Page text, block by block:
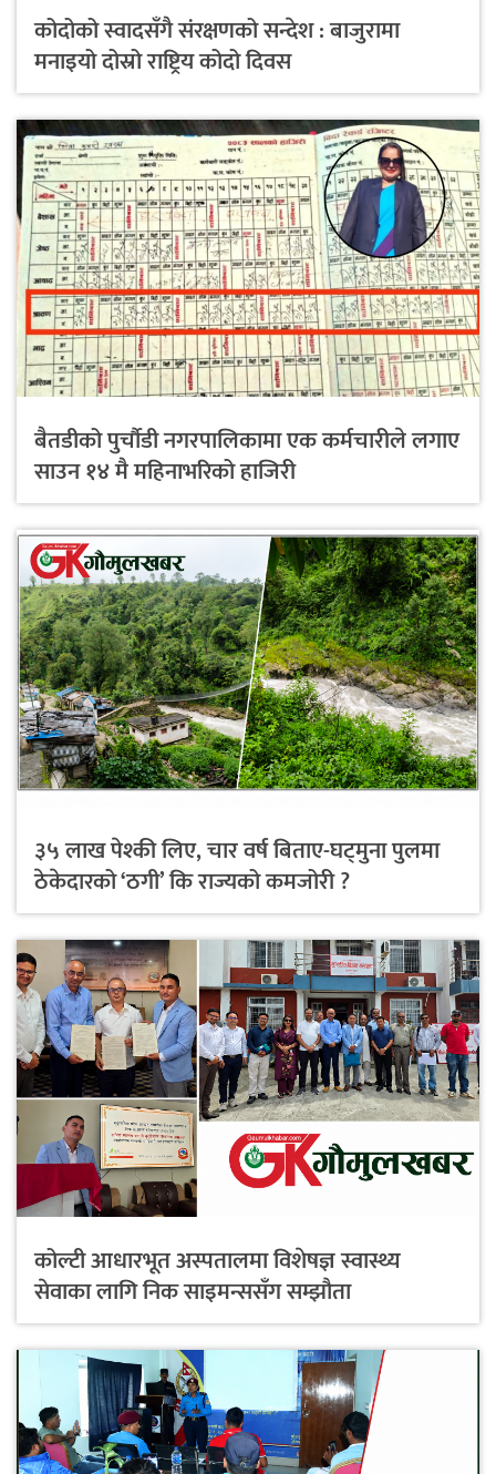
कोदोको स्वादसँगै संरक्षणको सन्देश : बाजुरामा
मनाइयो दोस्रो राष्ट्रिय कोदो दिवस
बैतडीको पुर्चौडी नगरपालिकामा एक कर्मचारीले लगाए
साउन १४ मै महिनाभरिको हाजिरी
३५ लाख पेश्की लिए, चार वर्ष बिताए-घट्मुना पुलमा
ठेकेदारको ‘ठगी’ कि राज्यको कमजोरी ?
कोल्टी आधारभूत अस्पतालमा विशेषज्ञ स्वास्थ्य
सेवाका लागि निक साइमन्ससँग सम्झौता